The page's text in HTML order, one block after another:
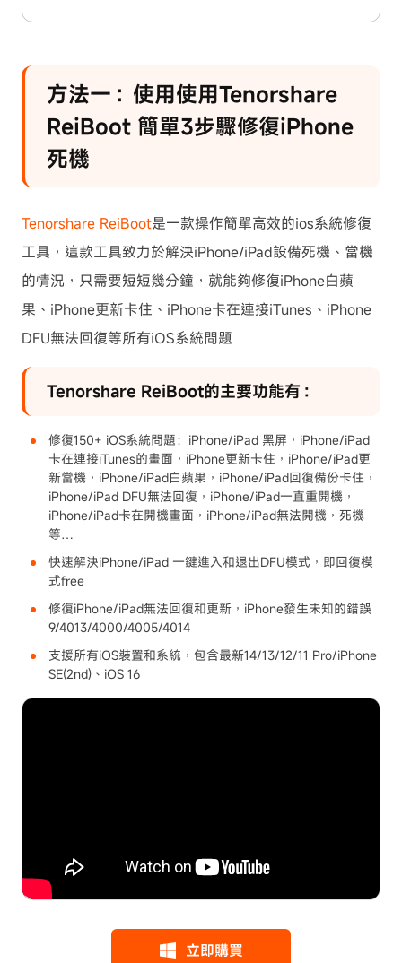
方法一：使用使用Tenorshare
ReiBoot 簡單3步驟修復iPhone
死機
Tenorshare ReiBoot是一款操作簡單高效的ios系統修復
工具，這款工具致力於解決iPhone/iPad設備死機、當機
的情況，只需要短短幾分鐘，就能夠修復iPhone白蘋
果、iPhone更新卡住、iPhone卡在連接iTunes、iPhone
DFU無法回復等所有iOS系統問題
Tenorshare ReiBoot的主要功能有：
修復150+ iOS系統問題：iPhone/iPad 黑屏，iPhone/iPad
卡在連接iTunes的畫面，iPhone更新卡住，iPhone/iPad更
新當機，iPhone/iPad白蘋果，iPhone/iPad回復備份卡住，
iPhone/iPad DFU無法回復，iPhone/iPad一直重開機，
iPhone/iPad卡在開機畫面，iPhone/iPad無法開機，死機
等…
快速解決iPhone/iPad 一鍵進入和退出DFU模式，即回復模
式free
修復iPhone/iPad無法回復和更新，iPhone發生未知的錯誤
9/4013/4000/4005/4014
支援所有iOS裝置和系統，包含最新14/13/12/11 Pro/iPhone
SE(2nd)、iOS 16